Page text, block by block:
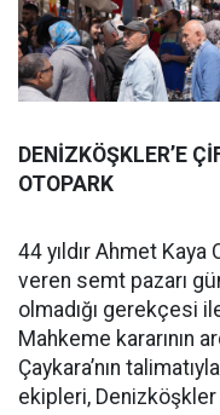
DENİZKÖŞKLER’E
OTOPARK
44 yıldır Ahmet
veren semt pazarı
olmadığı gerekçesi
Mahkeme kararının
Çaykara’nın
ekipleri, Denizköşkler